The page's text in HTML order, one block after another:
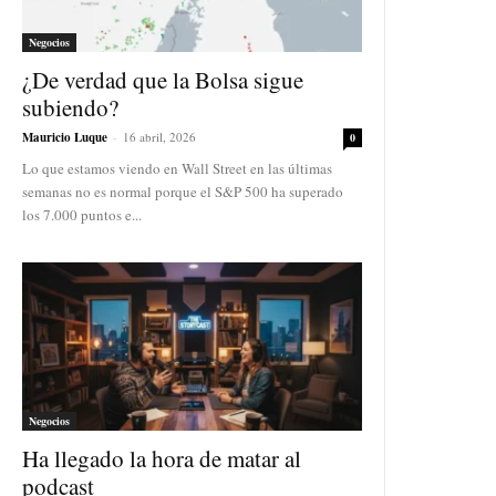
Negocios
¿De verdad que la Bolsa sigue
subiendo?
Mauricio Luque - 16 abril, 2026 0
Lo que estamos viendo en Wall Street en las últimas
semanas no es normal porque el S&P 500 ha superado
los 7.000 puntos e...
Negocios
Ha llegado la hora de matar al
podcast